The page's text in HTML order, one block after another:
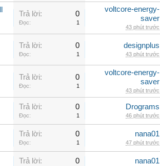
Trả lời: 0
Đọc: 1
voltcore-energy-
saver
43 phút trước
Trả lời: 0
Đọc: 1
designplus
43 phút trước
Trả lời: 0
Đọc: 1
voltcore-energy-
saver
43 phút trước
Trả lời: 0
Đọc: 1
Drograms
46 phút trước
Trả lời: 0
Đọc: 1
nana01
47 phút trước
Trả lời: 0 nana01